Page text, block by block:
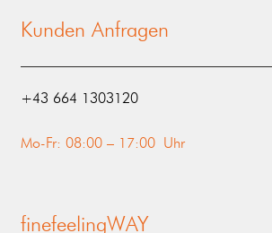
Kunden Anfragen
‭+43 664 1303120‬
Mo-Fr: 08:00 – 17:00 Uhr
finefeelingWAY